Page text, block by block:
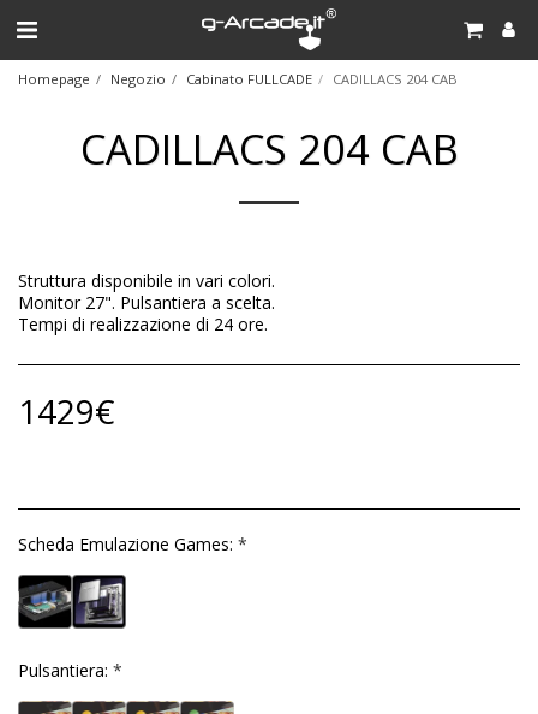
Homepage Negozio Cabinato FULLCADE CADILLACS 204 CAB
CADILLACS 204 CAB
Struttura disponibile in vari colori.
Monitor 27". Pulsantiera a scelta.
Tempi di realizzazione di 24 ore.
1429€
Scheda Emulazione Games: *
Pulsantiera: *